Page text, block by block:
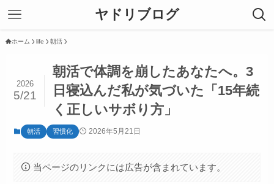
ヤドリブログ
ホーム life 朝活
朝活で体調を崩したあなたへ。3
日寝込んだ私が気づいた「15年続
く正しいサボり方」
2026
5/21
朝活 習慣化 2026年5月21日
当ページのリンクには広告が含まれています。